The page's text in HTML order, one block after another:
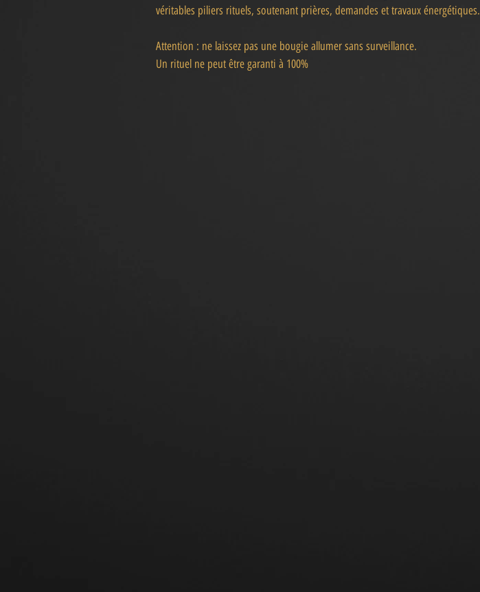
véritables piliers rituels, soutenant prières, demandes et travaux énergétiques.
Attention : ne laissez pas une bougie allumer sans surveillance.
Un rituel ne peut être garanti à 100%